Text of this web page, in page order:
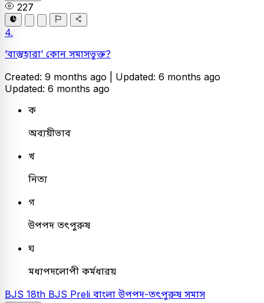
227
4.
’বাস্তুহারা’ কোন সমাসভুক্ত?
Created: 9 months ago | Updated: 6 months ago
Updated: 6 months ago
ক
অব্যয়ীভাব
খ
নিত্য
গ
উপপদ তৎপুরুষ
ঘ
মধ্যপদলোপী কর্মধারয়
BJS 18th BJS Preli বাংলাউপপদ-তৎপুরুষ সমাস